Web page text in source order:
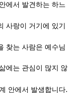
에서 발견하는 하느
사랑이 거기에 있기
찾는 사람은 예수님
에는 관심이 많지 않
안에서 발생합니다.